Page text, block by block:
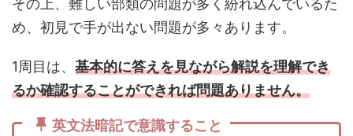
その上、難しい部類の問題が多く紛れ込んでいるた
め、初見で手が出ない問題が多々あります。
1周目は、 基本的に答えを見ながら解説を理解でき
るか確認することができれば問題ありません。
英文法暗記で意識すること